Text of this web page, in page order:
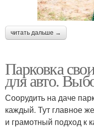
читать дальше →
Парковка
для авто.
Соорудить на даче
каждый. Тут главное
и грамотный подход к